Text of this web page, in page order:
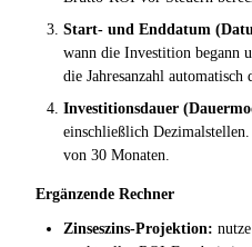
Start- und Enddatum
wann die Investition begann
die Jahresanzahl automatisch
Investitionsdauer
einschließlich
von 30 Monaten.
Ergänzende Rechner
Zinseszins-Projektion: